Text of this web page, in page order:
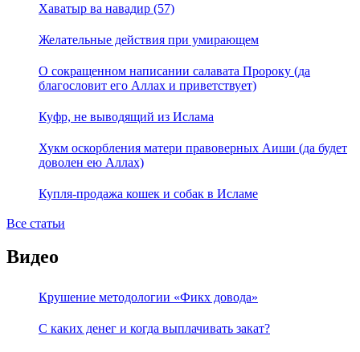
Хаватыр ва навадир (57)
Желательные действия при умирающем
О сокращенном написании салавата Пророку (да
благословит его Аллах и приветствует)
Куфр, не выводящий из Ислама
Хукм оскорбления матери правоверных Аиши (да будет
доволен ею Аллах)
Купля-продажа кошек и собак в Исламе
Все статьи
Видео
Крушение методологии «Фикх довода»
С каких денег и когда выплачивать закат?